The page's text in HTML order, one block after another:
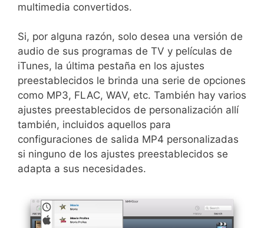
multimedia convertidos.
Si, por alguna razón, solo desea una versión de
audio de sus programas de TV y películas de
iTunes, la última pestaña en los ajustes
preestablecidos le brinda una serie de opciones
como MP3, FLAC, WAV, etc. También hay varios
ajustes preestablecidos de personalización allí
también, incluidos aquellos para
configuraciones de salida MP4 personalizadas
si ninguno de los ajustes preestablecidos se
adapta a sus necesidades.